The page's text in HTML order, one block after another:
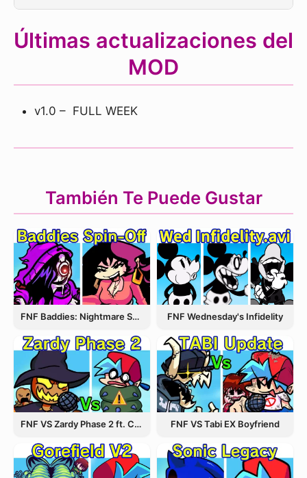
Últimas actualizaciones del
MOD
v1.0 – FULL WEEK
También Te Puede Gustar
FNF Baddies: Nightmare Spin Off FNF Wednesday's Infidelity
FNF VS Zardy Phase 2 ft. CableCrow FNF VS Tabi EX Boyfriend